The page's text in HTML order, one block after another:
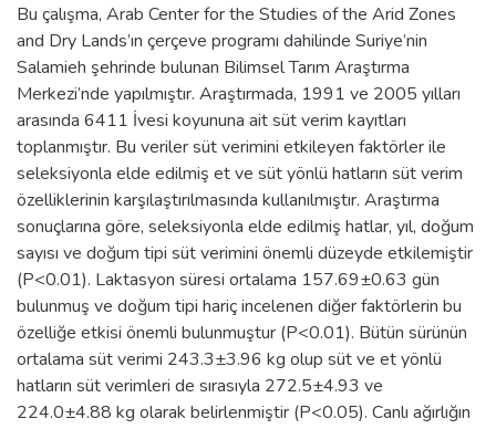
Bu çalışma, Arab Center for the Studies of the Arid Zones
and Dry Lands’ın çerçeve programı dahilinde Suriye’nin
Salamieh şehrinde bulunan Bilimsel Tarım Araştırma
Merkezi’nde yapılmıştır. Araştırmada, 1991 ve 2005 yılları
arasında 6411 İvesi koyununa ait süt verim kayıtları
toplanmıştır. Bu veriler süt verimini etkileyen faktörler ile
seleksiyonla elde edilmiş et ve süt yönlü hatların süt verim
özelliklerinin karşılaştırılmasında kullanılmıştır. Araştırma
sonuçlarına göre, seleksiyonla elde edilmiş hatlar, yıl, doğum
sayısı ve doğum tipi süt verimini önemli düzeyde etkilemiştir
(P<0.01). Laktasyon süresi ortalama 157.69±0.63 gün
bulunmuş ve doğum tipi hariç incelenen diğer faktörlerin bu
özelliğe etkisi önemli bulunmuştur (P<0.01). Bütün sürünün
ortalama süt verimi 243.3±3.96 kg olup süt ve et yönlü
hatların süt verimleri de sırasıyla 272.5±4.93 ve
224.0±4.88 kg olarak belirlenmiştir (P<0.05). Canlı ağırlığın